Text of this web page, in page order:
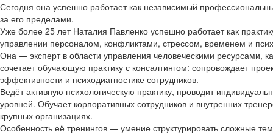
Сегодня она успешно работает как независимый
за его пределами.
Уже более 25 лет Наталия Павленко успешно работает как
управлении персоналом, конфликтами, стрессом, временем и
Она — эксперт в области управления человеческими ресурсами,
сочетает обучающую практику с консалтингом: сопровождает
эффективности и психодиагностике сотрудников.
Ведёт активную психологическую практику, проводит
уровней. Обучает корпоративных сотрудников и внутренних
крупных организациях.
Особенность её тренингов — умение структурировать сложные